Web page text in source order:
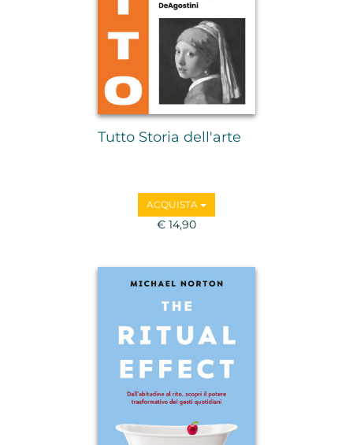
Tutto Storia dell'arte
ACQUISTA
€ 14,90